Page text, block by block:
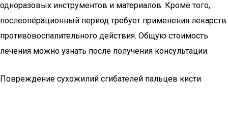
одноразовых инструментов и материалов. Кроме того,
послеоперационный период требует применения лекарств
противовоспалительного действия. Общую стоимость
лечения можно узнать после получения консультации.
Повреждение сухожилий сгибателей пальцев кисти